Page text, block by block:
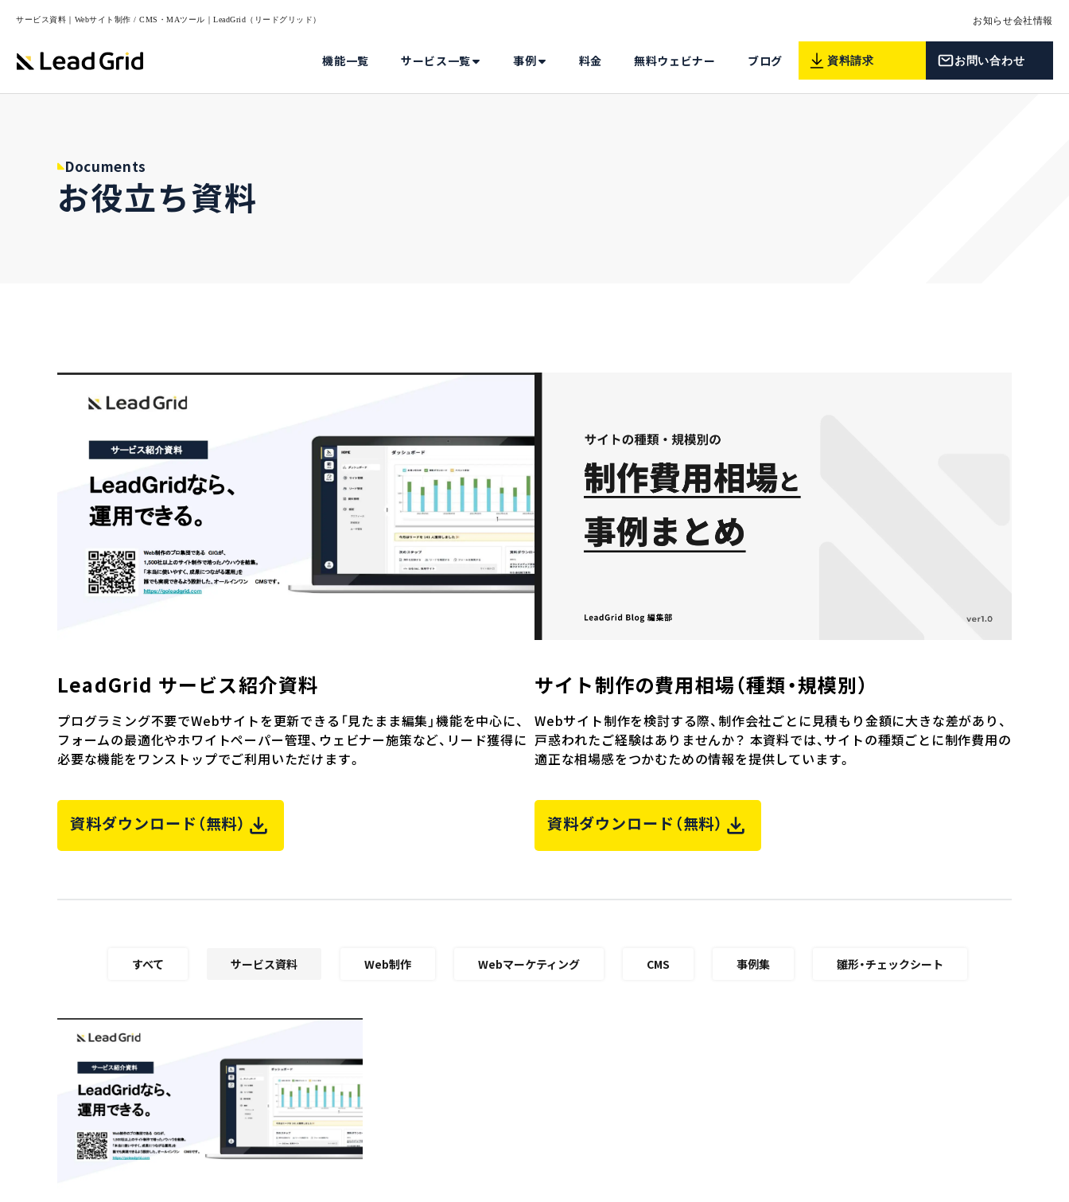
サービス資料｜Webサイト制作 / CMS・MAツール｜LeadGrid（リードグリッド） お知らせ会社情報
機能一覧 サービス一覧 事例 料金 無料ウェビナー ブログ 資料請求 お問い合わせ
Documents
お役立ち資料
LeadGrid サービス紹介資料
プログラミング不要でWebサイトを更新できる「見たまま編集」機能を中心に、
フォームの最適化やホワイトペーパー管理、ウェビナー施策など、リード獲得に
必要な機能をワンストップでご利用いただけます。
資料ダウンロード（無料）
サイト制作の費用相場（種類・規模別）
Webサイト制作を検討する際、制作会社ごとに見積もり金額に大きな差があり、
戸惑われたご経験はありませんか？ 本資料では、サイトの種類ごとに制作費用の
適正な相場感をつかむための情報を提供しています。
資料ダウンロード（無料）
すべて サービス資料 Web制作 Webマーケティング CMS 事例集 雛形・チェックシート